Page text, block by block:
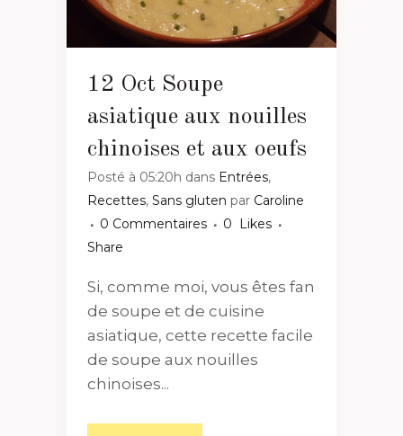
12 Oct Soupe
asiatique aux nouilles
chinoises et aux oeufs
Posté à 05:20h dans Entrées,
Recettes, Sans gluten par Caroline
0 Commentaires
0
Likes
Share
Si, comme moi, vous êtes fan
de soupe et de cuisine
asiatique, cette recette facile
de soupe aux nouilles
chinoises...